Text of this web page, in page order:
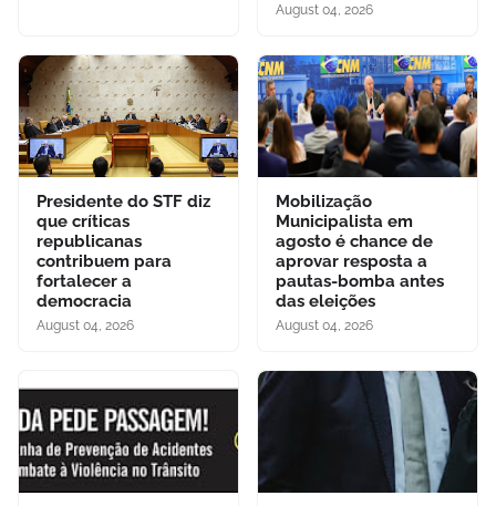
August 04, 2026
Presidente do STF diz
que críticas
republicanas
contribuem para
fortalecer a
democracia
August 04, 2026
Mobilização
Municipalista em
agosto é chance de
aprovar resposta a
pautas-bomba antes
das eleições
August 04, 2026